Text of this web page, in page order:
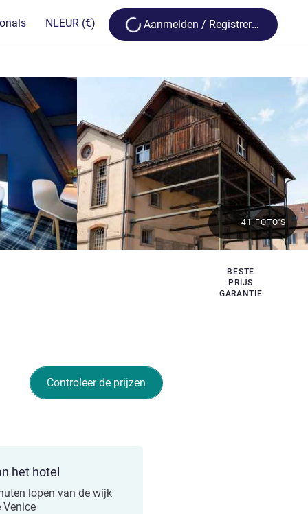
NLEUR (€) Loading...
Aanmelden / Registreren
BESTE
PRIJS
GARANTIE
41 FOTO'S
Controleer de prijzen
het hotel
lopen van de wijk
Venice